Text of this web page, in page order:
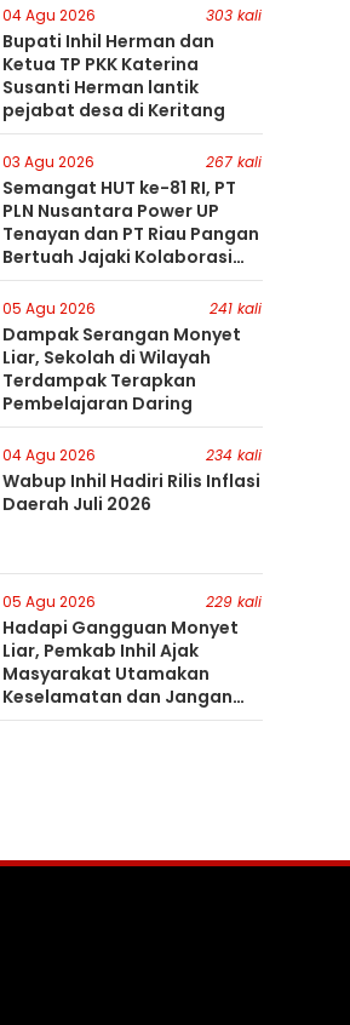
04 Agu 2026 303 kali
Bupati Inhil Herman dan
Ketua TP PKK Katerina
Susanti Herman lantik
pejabat desa di Keritang
03 Agu 2026 267 kali
Semangat HUT ke-81 RI, PT
PLN Nusantara Power UP
Tenayan dan PT Riau Pangan
Bertuah Jajaki Kolaborasi
Pemanfaatan Limbah FABA
untuk Dukung Swasembada
05 Agu 2026 241 kali
Dampak Serangan Monyet
Liar, Sekolah di Wilayah
Terdampak Terapkan
Pembelajaran Daring
04 Agu 2026 234 kali
Wabup Inhil Hadiri Rilis Inflasi
Daerah Juli 2026
05 Agu 2026 229 kali
Hadapi Gangguan Monyet
Liar, Pemkab Inhil Ajak
Masyarakat Utamakan
Keselamatan dan Jangan
Mudah Percaya Hoaks